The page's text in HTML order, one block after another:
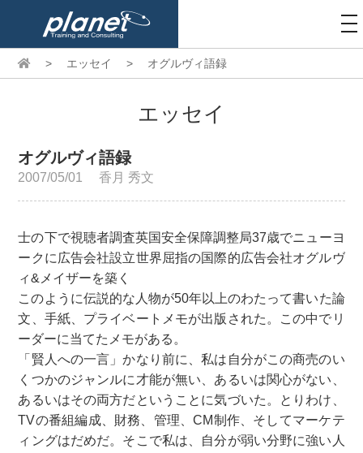
>
エッセイ > オグルヴィ語録
エッセイ
オグルヴィ語録
2007/05/01 香月 秀文
士の下で視聴者調査英国安全保障調整局37歳でニューヨ
ークに広告会社設立世界屈指の国際的広告会社オグルヴ
ィ&メイザーを築く
このように伝説的な人物が50年以上のわたって書いた論
文、手紙、プライベートメモが出版された。この中でリ
ーダーに当てたメモがある。
「賢人への一言」かなり前に、私は自分がこの商売のい
くつかのジャンルに才能が無い、あるいは関心がない、
あるいはその両方だということに気づいた。とりわけ、
TVの番組編成、財務、管理、CM制作、そしてマーケテ
ィングはだめだ。そこで私は、自分が弱い分野に強い人